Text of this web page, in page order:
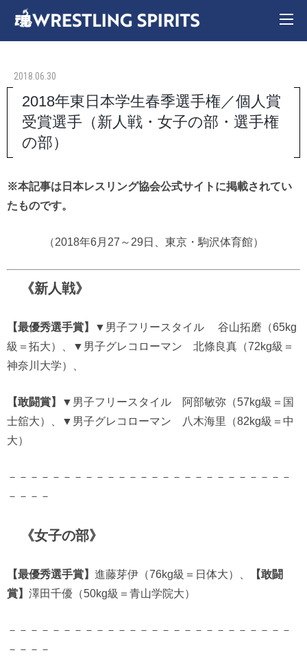
2018.06.30
2018年東日本学生春季選手権／個人賞
受賞選手（新人戦・女子の部・選手権
の部）
※本記事は日本レスリング協会公式サイトに掲載されてい
たものです。
（2018年6月27～29日、東京・駒沢体育館）
《新人戦》
【最優秀選手賞】
▼男子フリースタイル 谷山拓磨（65kg
級＝拓大）、▼男子グレコローマン 北條良真（72kg級＝
神奈川大学）、
【敢闘賞】
▼男子フリースタイル 阿部敏弥（57kg級＝国
士舘大）、▼男子グレコローマン 八木海里（82kg級＝中
大）
－－－－－－－－－－－－－－－－－－－－－－－－－－
－－－－
《女子の部》
【最優秀選手賞】 進藤芽伊（76kg級＝日体大）、
【敢闘
賞】 澤田千優（50kg級＝青山学院大）
－－－－－－－－－－－－－－－－－－－－－－－－－－
－－－－